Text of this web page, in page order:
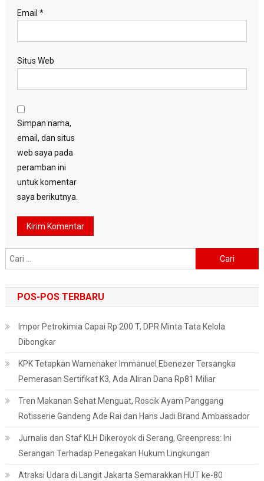
Email *
Situs Web
Simpan nama,
email, dan situs
web saya pada
peramban ini
untuk komentar
saya berikutnya.
untuk:
POS-POS TERBARU
Impor Petrokimia Capai Rp 200 T, DPR Minta Tata Kelola
Dibongkar
KPK Tetapkan Wamenaker Immanuel Ebenezer Tersangka
Pemerasan Sertifikat K3, Ada Aliran Dana Rp81 Miliar
Tren Makanan Sehat Menguat, Roscik Ayam Panggang
Rotisserie Gandeng Ade Rai dan Hans Jadi Brand Ambassador
Jurnalis dan Staf KLH Dikeroyok di Serang, Greenpress: Ini
Serangan Terhadap Penegakan Hukum Lingkungan
Atraksi Udara di Langit Jakarta Semarakkan HUT ke-80